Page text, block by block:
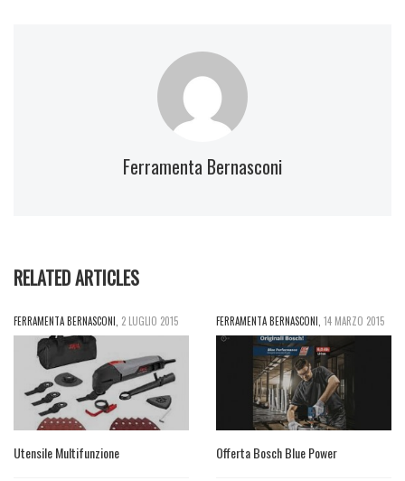
Ferramenta Bernasconi
RELATED ARTICLES
FERRAMENTA BERNASCONI, 2 LUGLIO 2015
Utensile Multifunzione
FERRAMENTA BERNASCONI, 14 MARZO 2015
Offerta Bosch Blue Power